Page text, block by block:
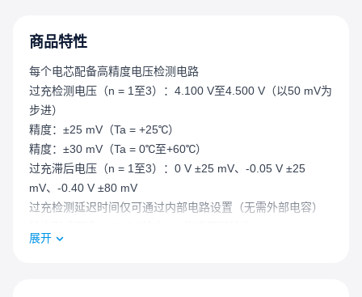
商品特性
每个电芯配备高精度电压检测电路
过充检测电压（n = 1至3）：4.100 V至4.500 V（以50 mV为
步进）
精度：±25 mV（Ta = +25℃）
精度：±30 mV（Ta = 0℃至+60℃）
过充滞后电压（n = 1至3）：0 V ±25 mV、-0.05 V ±25
mV、-0.40 V ±80 mV
过充检测延迟时间仅可通过内部电路设置（无需外部电容）
输出逻辑可选：高电平有效、低电平有效
展开